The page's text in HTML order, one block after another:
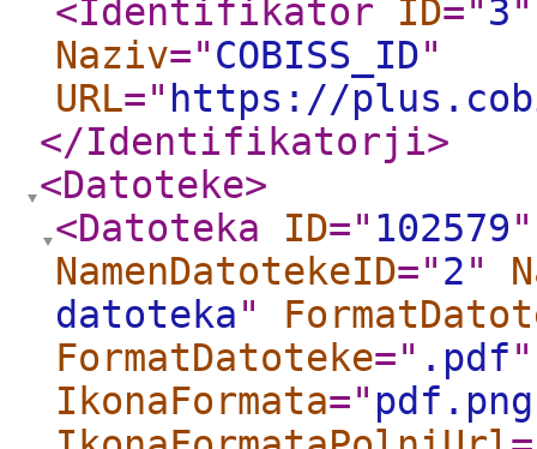
<Identifikator
ID="3"
Naziv="COBISS_ID"
URL=" https://
</Identifikatorji>
<Datoteke>
<Datoteka
ID=" 102579"
NamenDatotekeID="2"
datoteka"
FormatDatoteke=" .pdf"
IkonaFormata=" pdf.png